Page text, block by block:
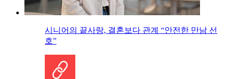
시니어의 끝사랑, 결혼보다 관계 “안전한 만남 선
호”